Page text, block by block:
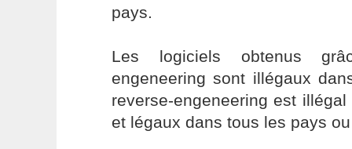
pays.
Les logiciels obtenus
engeneering sont illégaux
reverse-engeneering est
et légaux dans tous les pays